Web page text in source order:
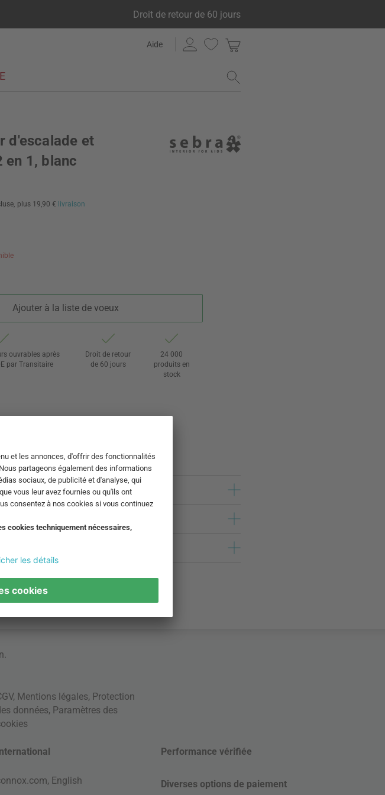
Droit de retour de 60 jours
Aide
d'escalade et
en 1, blanc
plus 19,90 € livraison
Ajouter à la liste de voeux
ouvrables après
par Transitaire
Droit de retour
de 60 jours
24 000
produits en
stock
.
, Mentions légales, Protection
données, Paramètres des
English
Performance vérifiée
Diverses options de paiement